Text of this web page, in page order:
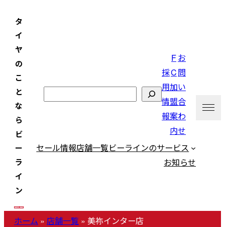
タ
イ
ヤ
の
こ
と
な
ら
ビ
ー
ラ
イ
ン
採
用
情
報
F
C
加
盟
案
内
お
問
い
合
わ
せ
セール情報店舗一覧ビーラインのサービス
お知らせ
ホーム » 店舗一覧 » 美祢インター店